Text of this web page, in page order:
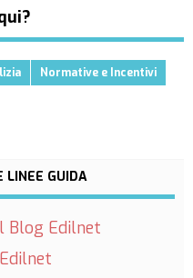
Normative e Incentivi
LINEE GUIDA
Blog Edilnet